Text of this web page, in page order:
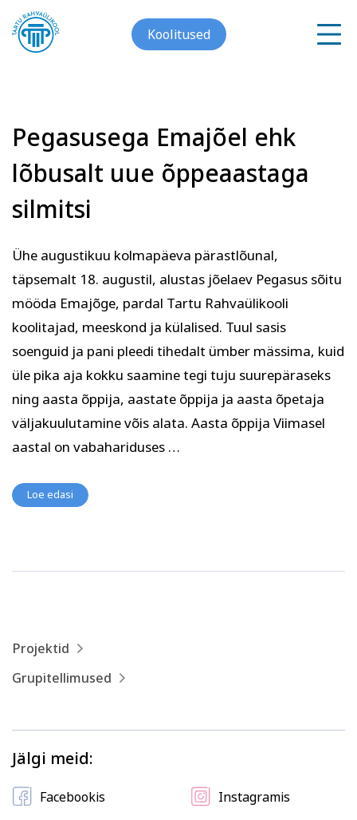
Koolitused
Arvuti ja töö
Kunst
Psühholoogia ja
eneseareng
Meist
Galerii
Blogi
Projektid
Grupitellimused
ENG RUS
Facebook
Pegasusega Emajõel ehk
lõbusalt uue õppeaastaga
silmitsi
Ühe augustikuu kolmapäeva pärastlõunal,
täpsemalt 18. augustil, alustas jõelaev Pegasus sõitu
mööda Emajõge, pardal Tartu Rahvaülikooli
koolitajad, meeskond ja külalised. Tuul sasis
soenguid ja pani pleedi tihedalt ümber mässima, kuid
üle pika aja kokku saamine tegi tuju suurepäraseks
ning aasta õppija, aastate õppija ja aasta õpetaja
väljakuulutamine võis alata. Aasta õppija Viimasel
aastal on vabahariduses …
Loe edasi
Projektid
Grupitellimused
Jälgi meid:
Facebookis Instagramis